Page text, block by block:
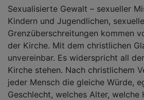
Sexualisierte Gewalt – sexueller
Kindern und Jugendlichen,
Grenzüberschreitungen kommen
der Kirche. Mit dem christlichen
unvereinbar. Es widerspricht all
Kirche stehen. Nach christlichem
jeder Mensch die gleiche Würde,
Geschlecht, welches Alter, welche